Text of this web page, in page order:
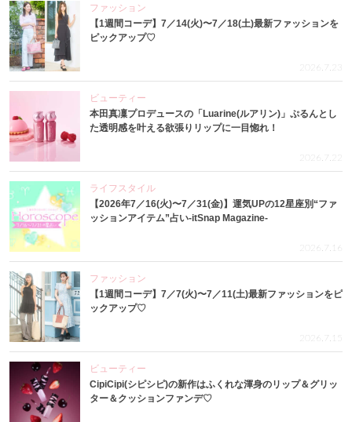
ファッション
【1週間コーデ】7／14(火)〜7／18(土)最新ファッションを
ピックアップ♡
2026.7.23
ビューティー
本田真凜プロデュースの「Luarine(ルアリン)」ぷるんとし
た透明感を叶える欲張りリップに一目惚れ！
2026.7.22
ライフスタイル
【2026年7／16(火)〜7／31(金)】運気UPの12星座別“ファ
ッションアイテム”占い-itSnap Magazine-
2026.7.16
ファッション
【1週間コーデ】7／7(火)〜7／11(土)最新ファッションをピ
ックアップ♡
2026.7.15
ビューティー
CipiCipi(シピシピ)の新作はふくれな渾身のリップ＆グリッ
ター＆クッションファンデ♡